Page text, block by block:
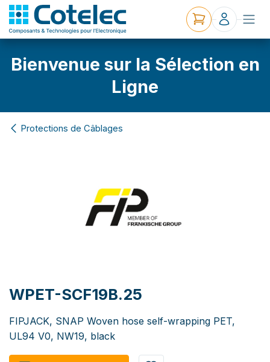
Bienvenue sur la Sélection en
Ligne
Protections de Câblages
WPET-SCF19B.25
FIPJACK, SNAP Woven hose self-wrapping PET,
UL94 V0, NW19, black